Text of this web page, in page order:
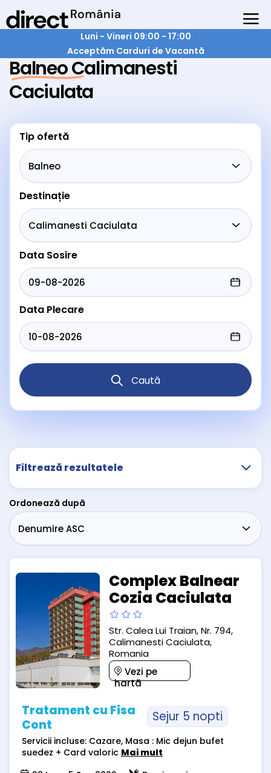
Luni - Vineri 09:00 - 17:00
Acceptăm Carduri de Vacantă
Balneo Calimanesti
Caciulata
Tip ofertă
Destinație
Data Sosire
Data Plecare
Caută
Filtrează rezultatele
Ordonează după
Complex Balnear
Cozia Caciulata
Str. Calea Lui Traian, Nr. 794,
Calimanesti Caciulata,
Romania
Vezi pe
hartă
Tratament cu Fisa
Cont
Sejur 5 nopti
Servicii incluse: Cazare, Masa : Mic dejun bufet
suedez + Card valoric Mai mult